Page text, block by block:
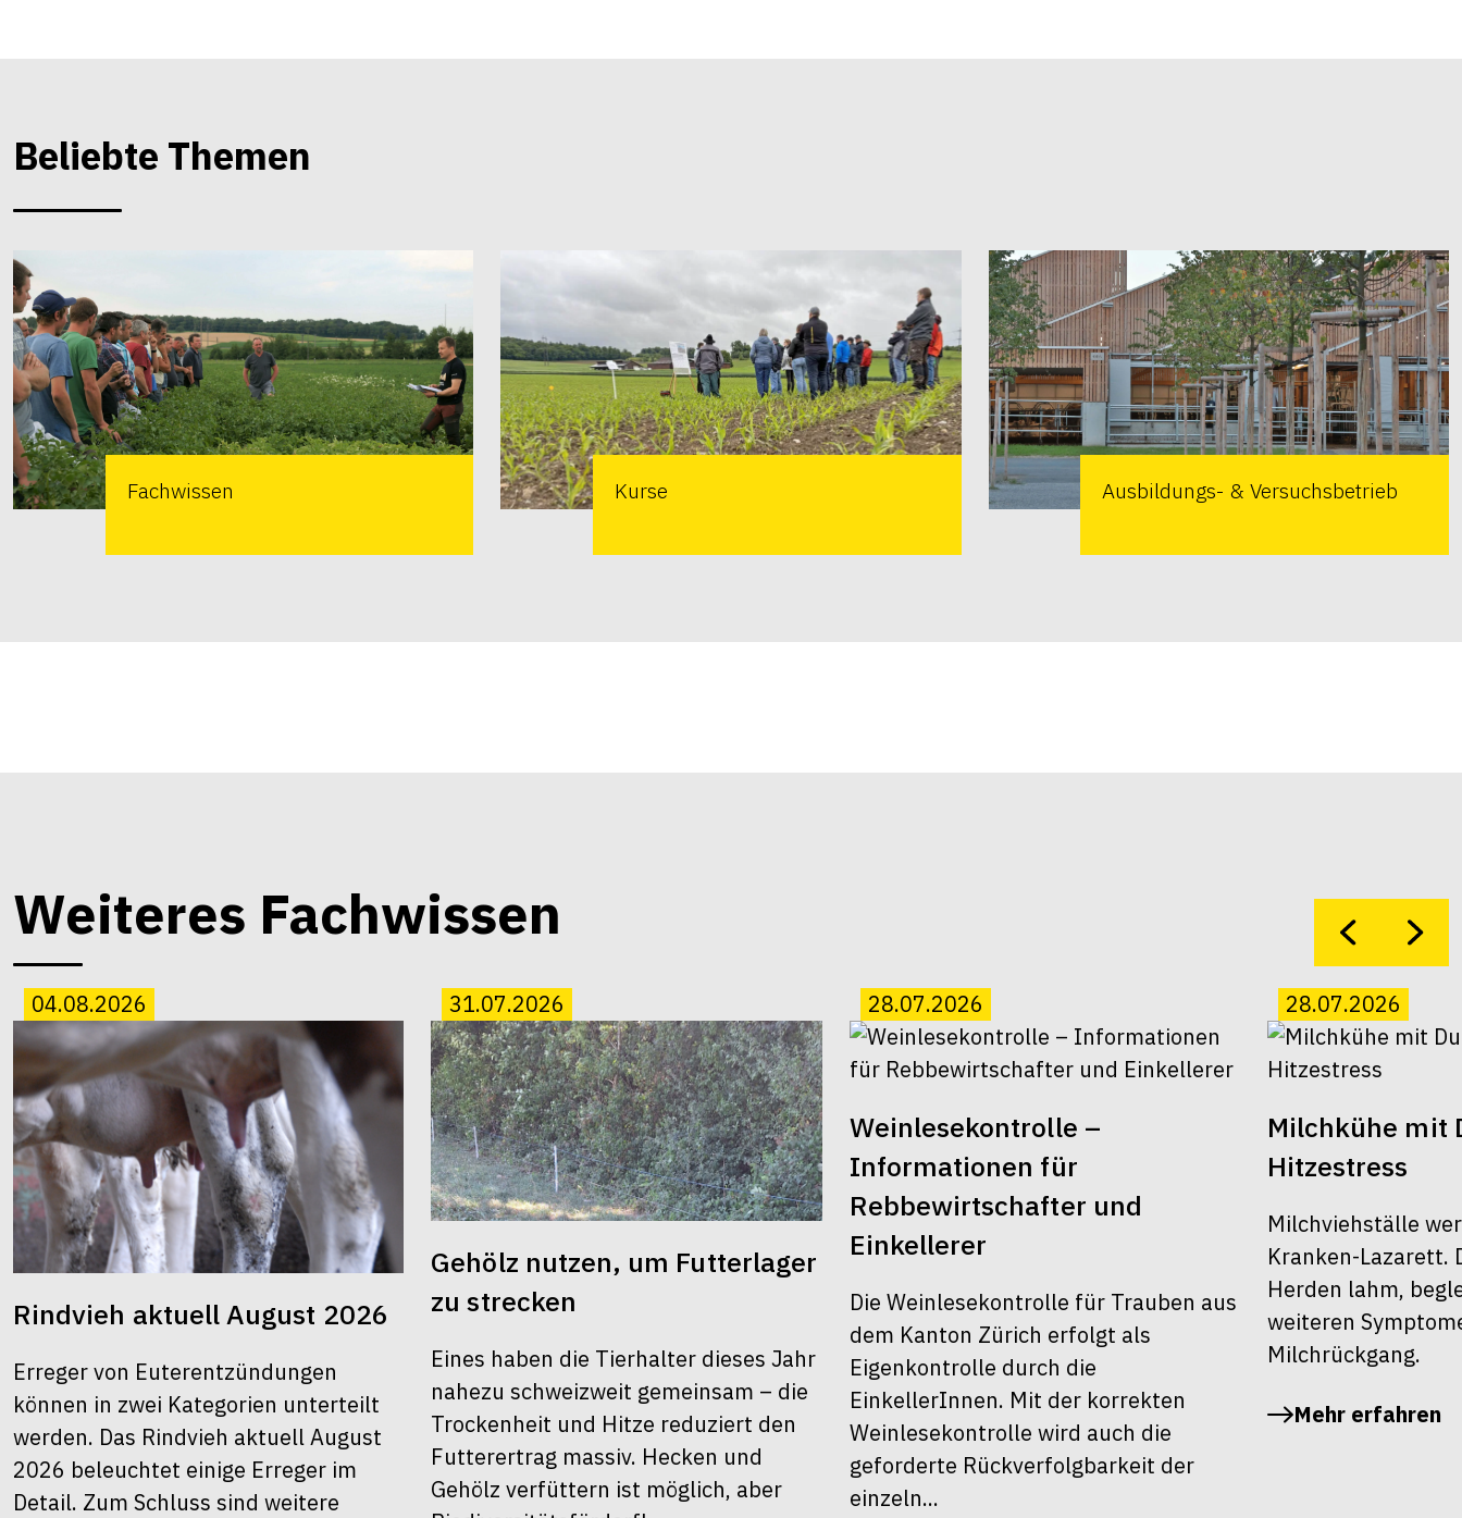
Beliebte Themen
Fachwissen Kurse Ausbildungs- & Versuchsbetrieb
Weiteres Fachwissen
04.08.2026
Rindvieh aktuell August 2026
Erreger von Euterentzündungen
können in zwei Kategorien unterteilt
werden. Das Rindvieh aktuell August
2026 beleuchtet einige Erreger im
Detail. Zum Schluss sind weitere
31.07.2026
Gehölz nutzen, um Futterlager
zu strecken
Eines haben die Tierhalter dieses Jahr
nahezu schweizweit gemeinsam – die
Trockenheit und Hitze reduziert den
Futterertrag massiv. Hecken und
Gehölz verfüttern ist möglich, aber
28.07.2026
Weinlesekontrolle –
Informationen für
Rebbewirtschafter und
Einkellerer
Die Weinlesekontrolle für Trauben aus
dem Kanton Zürich erfolgt als
Eigenkontrolle durch die
EinkellerInnen. Mit der korrekten
Weinlesekontrolle wird auch die
geforderte Rückverfolgbarkeit der
einzeln...
28.07.2026
Milchkühe mit
Hitzestress
Milchviehställe
Kranken-Lazarett.
Herden lahm,
weiteren
Milchrückgang.
Mehr erfahren